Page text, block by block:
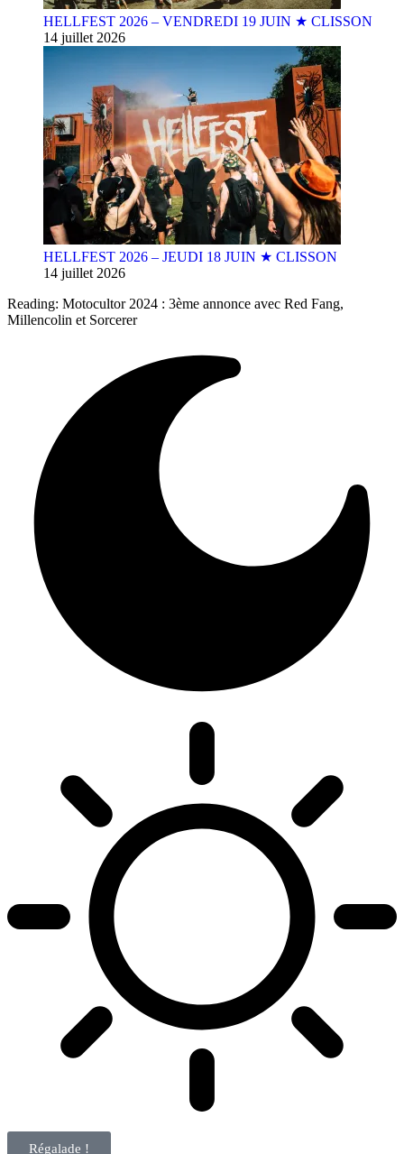
HELLFEST 2026 – VENDREDI 19 JUIN ★ CLISSON
14 juillet 2026
HELLFEST 2026 – JEUDI 18 JUIN ★ CLISSON
14 juillet 2026
Reading: Motocultor 2024 : 3ème annonce avec Red Fang,
Millencolin et Sorcerer
Régalade !